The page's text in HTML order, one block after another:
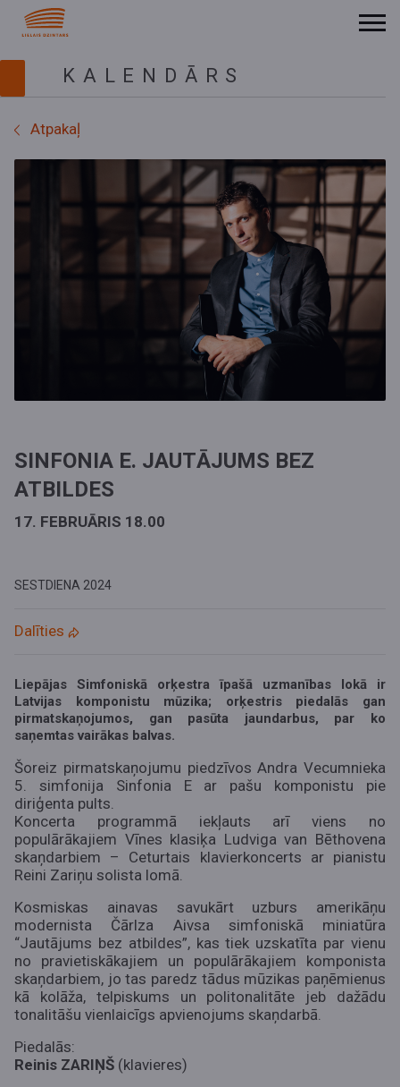
KALENDĀRS
Atpakaļ
SINFONIA E. JAUTĀJUMS BEZ
ATBILDES
17. FEBRUĀRIS 18.00
SESTDIENA 2024
Dalīties
Liepājas Simfoniskā orķestra īpašā uzmanības lokā ir
Latvijas komponistu mūzika; orķestris piedalās gan
pirmatskaņojumos, gan pasūta jaundarbus, par ko
saņemtas vairākas balvas.
Šoreiz pirmatskaņojumu piedzīvos Andra Vecumnieka
5. simfonija Sinfonia E ar pašu komponistu pie
diriģenta pults.
Koncerta programmā iekļauts arī viens no
populārākajiem Vīnes klasiķa Ludviga van Bēthovena
skaņdarbiem – Ceturtais klavierkoncerts ar pianistu
Reini Zariņu solista lomā.
Kosmiskas ainavas savukārt uzburs amerikāņu
modernista Čārlza Aivsa simfoniskā miniatūra
“Jautājums bez atbildes”, kas tiek uzskatīta par vienu
no pravietiskākajiem un populārākajiem komponista
skaņdarbiem, jo tas paredz tādus mūzikas paņēmienus
kā kolāža, telpiskums un politonalitāte jeb dažādu
tonalitāšu vienlaicīgs apvienojums skaņdarbā.
Piedalās:
Reinis ZARIŅŠ (klavieres)